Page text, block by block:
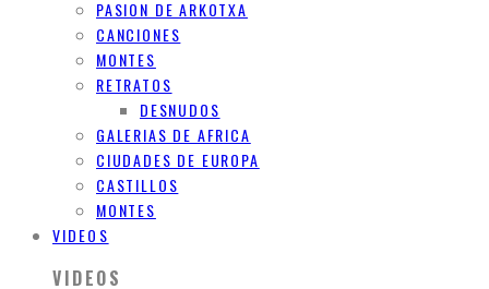
PASION DE ARKOTXA
CANCIONES
MONTES
RETRATOS
DESNUDOS
GALERIAS DE AFRICA
CIUDADES DE EUROPA
CASTILLOS
MONTES
VIDEOS
VIDEOS